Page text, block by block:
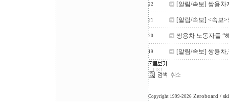
22 [알림/속보] 쌍용차
21 [알림/속보] <속보
20 쌍용차 노동자들 “
19 [알림/속보] 쌍용차
Copyright 1999-2026 Zeroboard /